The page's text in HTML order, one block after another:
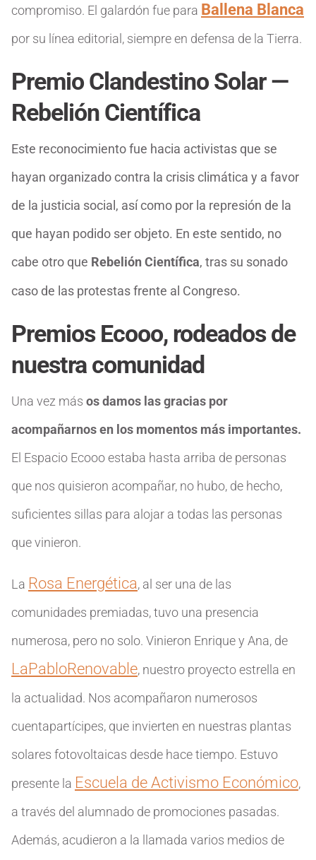
compromiso. El galardón fue para Ballena Blanca
por su línea editorial, siempre en defensa de la Tierra.
Premio Clandestino Solar —
Rebelión Científica
Este reconocimiento fue hacia activistas que se
hayan organizado contra la crisis climática y a favor
de la justicia social, así como por la represión de la
que hayan podido ser objeto. En este sentido, no
cabe otro que Rebelión Científica, tras su sonado
caso de las protestas frente al Congreso.
Premios Ecooo, rodeados de
nuestra comunidad
Una vez más os damos las gracias por
acompañarnos en los momentos más importantes.
El Espacio Ecooo estaba hasta arriba de personas
que nos quisieron acompañar, no hubo, de hecho,
suficientes sillas para alojar a todas las personas
que vinieron.
La Rosa Energética, al ser una de las
comunidades premiadas, tuvo una presencia
numerosa, pero no solo. Vinieron Enrique y Ana, de
LaPabloRenovable, nuestro proyecto estrella en
la actualidad. Nos acompañaron numerosos
cuentapartícipes, que invierten en nuestras plantas
solares fotovoltaicas desde hace tiempo. Estuvo
presente la Escuela de Activismo Económico,
a través del alumnado de promociones pasadas.
Además, acudieron a la llamada varios medios de